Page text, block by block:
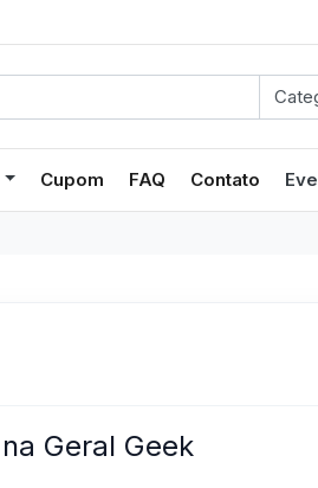
Cupom FAQ Contato
na Geral Geek